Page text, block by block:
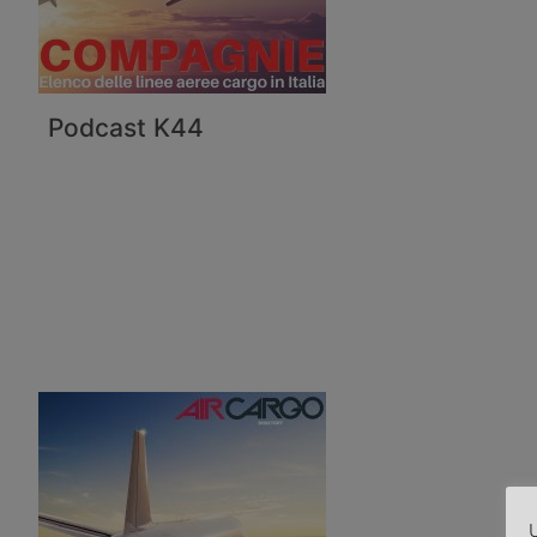
Podcast K44